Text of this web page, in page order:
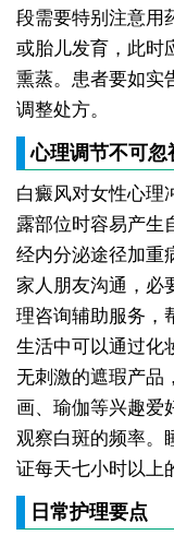
段需要特别注意用
或胎儿发育，此时
熏蒸。患者要如实
调整处方。
心理调节不可忽
白癜风对女性心理
露部位时容易产生
经内分泌途径加重
家人朋友沟通，必
理咨询辅助服务，
生活中可以通过化
无刺激的遮瑕产品
画、瑜伽等兴趣爱
观察白斑的频率。
证每天七小时以上
日常护理要点